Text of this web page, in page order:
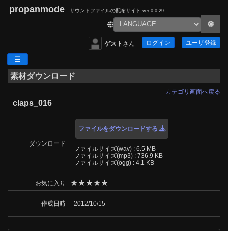
propanmode サウンドファイルの配布サイト ver 0.0.29
ゲスト さん ログイン ユーザ登録
素材ダウンロード
カテゴリ画面へ戻る
claps_016
ダウンロード
ファイルをダウンロードする
ファイルサイズ(wav) : 6.5 MB
ファイルサイズ(mp3) : 736.9 KB
ファイルサイズ(ogg) : 4.1 KB
お気に入り ★★★★★
作成日時 2012/10/15